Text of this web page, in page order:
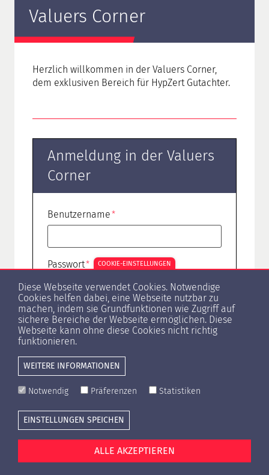
Valuers Corner
Herzlich willkommen in der Valuers Corner,
dem exklusiven Bereich für HypZert Gutachter.
Anmeldung in der Valuers
Corner
Benutzername
Passwort
Passwort vergessen?
Cookie-Einstellungen Presse
COOKIE-EINSTELLUNGEN
Diese Webseite verwendet Cookies. Notwendige
Cookies helfen dabei, eine Webseite nutzbar zu
machen, indem sie Grundfunktionen wie Zugriff auf
sichere Bereiche der Webseite ermöglichen. Diese
Webseite kann ohne diese Cookies nicht richtig
funktionieren.
WEITERE INFORMATIONEN
Notwendig Präferenzen Statistiken
EINSTELLUNGEN SPEICHEN
ALLE AKZEPTIEREN